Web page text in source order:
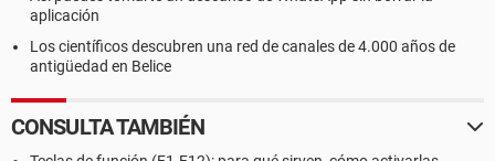
aplicación
Los científicos descubren una red de canales de 4.000 años de
antigüedad en Belice
CONSULTA TAMBIÉN